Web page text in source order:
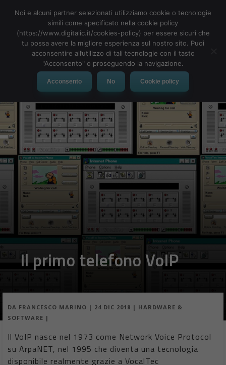
MENU
Il primo telefono VoIP
DA FRANCESCO MARINO | 24 DIC 2018 | HARDWARE &
SOFTWARE |
Il VoIP nasce nel 1973 come Network Voice Protocol
su ArpaNET, nel 1995 che diventa una tecnologia
disponibile realmente grazie a VocalTec
Noi e alcuni partner selezionati utilizziamo cookie o tecnologie
simili come specificato nella cookie policy
(https://www.digitalic.it/cookies-policy) per essere sicuri che
tu possa avere la migliore esperienza sul nostro sito. Puoi
acconsentire all’utilizzo di tali tecnologie con il tasto
"Acconsento" o proseguendo la navigazione.
Acconsento No Cookie policy